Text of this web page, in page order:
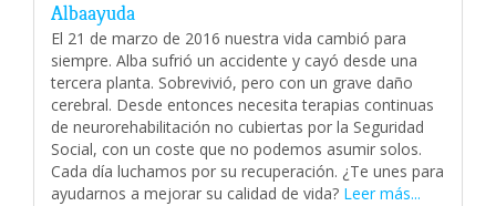
Albaayuda
El 21 de marzo de 2016 nuestra vida cambió para
siempre. Alba sufrió un accidente y cayó desde una
tercera planta. Sobrevivió, pero con un grave daño
cerebral. Desde entonces necesita terapias continuas
de neurorehabilitación no cubiertas por la Seguridad
Social, con un coste que no podemos asumir solos.
Cada día luchamos por su recuperación. ¿Te unes para
ayudarnos a mejorar su calidad de vida? Leer más...